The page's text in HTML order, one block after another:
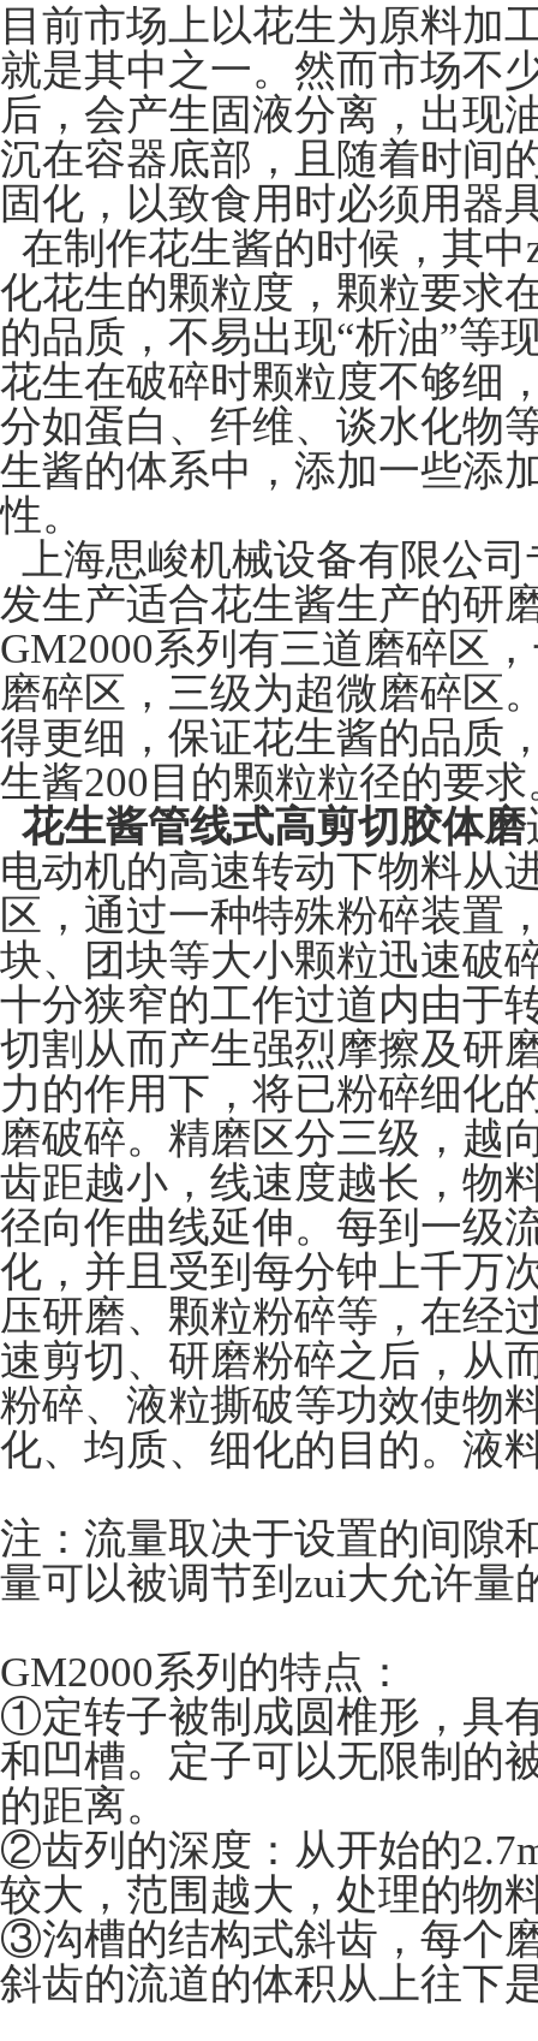
目前市场上以花生为原料加
就是其中之一。然而市场不
后，会产生固液分离，出现
沉在容器底部，且随着时间
固化，以致食用时必须用器
在制作花生酱的时候，其
化花生的颗粒度，颗粒要求
的品质，不易出现“析油”等
花生在破碎时颗粒度不够细
分如蛋白、纤维、谈水化物
生酱的体系中，添加一些添
性。
上海思峻机械设备有限公
发生产适合花生酱生产的研
GM2000系列 有三道磨碎区
磨碎区，三级为超微磨碎区
得更细，保证花生酱的品质
生酱200目的颗粒粒径的要求
花生酱管线式高剪切胶体磨
电动机的高速转动下物料从
区，通过一种特殊粉碎装置
块、团块等大小颗粒迅速破
十分狭窄的工作过道内由于
切割从而产生强烈摩擦及研
力的作用下，将已粉碎细化
磨破碎。精磨区分三级，越
齿距越小，线速度越长，物
径向作曲线延伸。每到一级
化，并且受到每分钟上千万
压研磨、颗粒粉碎等，在经
速剪切、研磨粉碎之后，从
粉碎、液粒撕破等功效使物
化、均质、细化的目的。液
注：流量取决于设置的间隙
量可以被调节到zui大允许量
GM2000系列的特点：
①定转子被制成圆椎形，具
和凹槽。定子可以无限制的
的距离。
②齿列的深度：从开始的
较大，范围越大，处理的物
③沟槽的结构式斜齿，每个
斜齿的流道的体积从上往下